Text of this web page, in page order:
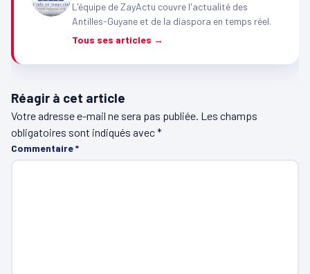
L'équipe de ZayActu couvre l'actualité des
Antilles-Guyane et de la diaspora en temps réel.
Tous ses articles →
Réagir à cet article
Votre adresse e-mail ne sera pas publiée. Les champs
obligatoires sont indiqués avec*
Commentaire*